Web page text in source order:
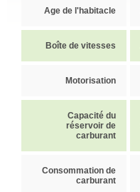
Age de l'habitacle
Boîte de vitesses
Motorisation
Capacité du
réservoir de
carburant
Consommation de
carburant